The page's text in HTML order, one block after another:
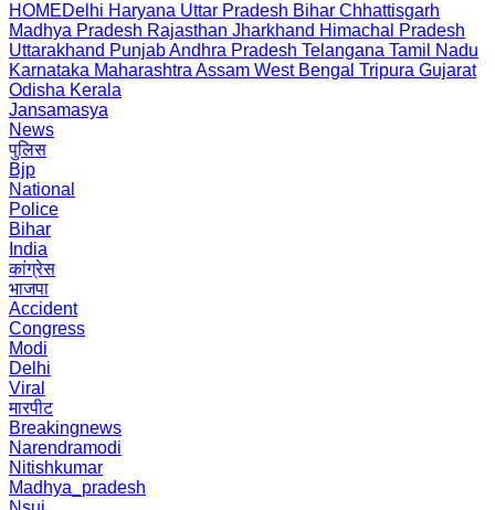
HOMEDelhi Haryana Uttar Pradesh Bihar Chhattisgarh
Madhya Pradesh Rajasthan Jharkhand Himachal Pradesh
Uttarakhand PunjabAndhra Pradesh Telangana Tamil Nadu
Karnataka Maharashtra Assam West Bengal Tripura Gujarat
Odisha Kerala
Jansamasya
News
पुलिस
Bjp
National
Police
Bihar
India
कांग्रेस
भाजपा
Accident
Congress
Modi
Delhi
Viral
मारपीट
Breakingnews
Narendramodi
Nitishkumar
Madhya_pradesh